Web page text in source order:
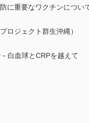
に重要なワクチンにつ
ロジェクト群生沖縄）
白血球とCRPを越えて